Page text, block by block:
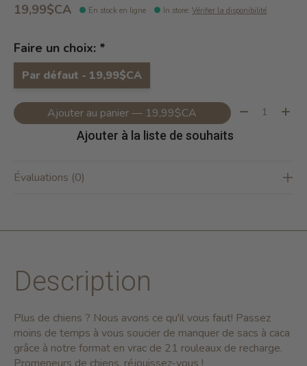
19,99$CA En stock en ligne In store:Vérifier la disponibilité
Faire un choix: *
Par défaut - 19,99$CA
Ajouter au panier — 19,99$CA Quantité:
Ajouter à la liste de souhaits
Évaluations (0)
Description
Plus de chiens ? Nous avons ce qu'il vous faut! Passez
moins de temps à vous soucier de manquer de sacs à caca
grâce à notre format en vrac de 21 rouleaux de recharge.